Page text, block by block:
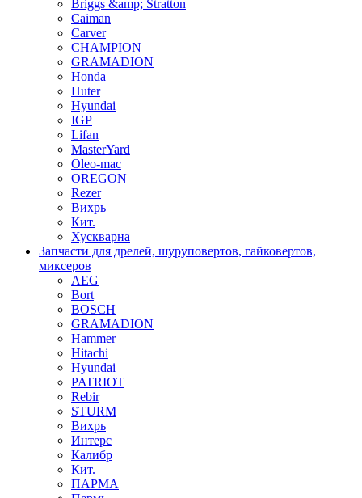
Briggs &amp; Stratton
Caiman
Carver
CHAMPION
GRAMADION
Honda
Huter
Hyundai
IGP
Lifan
MasterYard
Oleo-mac
OREGON
Rezer
Вихрь
Кит.
Хускварна
Запчасти для дрелей, шуруповертов, гайковертов,
миксеров
AEG
Bort
BOSCH
GRAMADION
Hammer
Hitachi
Hyundai
PATRIOT
Rebir
STURM
Вихрь
Интерс
Калибр
Кит.
ПАРМА